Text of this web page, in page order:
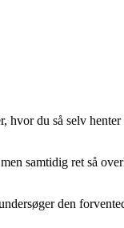
du så selv henter
samtidig ret så
den